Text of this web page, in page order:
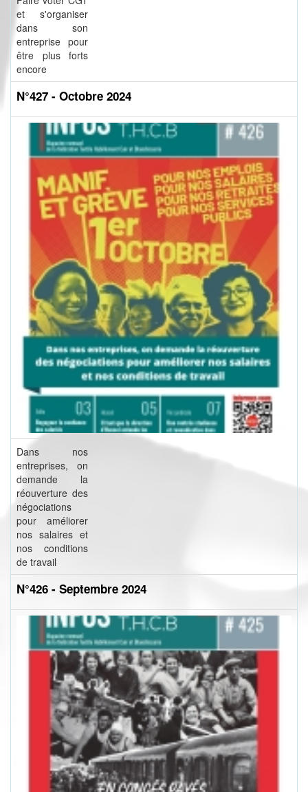
et s'organiser
dans son
entreprise pour
être plus forts
encore
N°427 - Octobre 2024
Dans nos
entreprises, on
demande la
réouverture des
négociations
pour améliorer
nos salaires et
nos conditions
de travail
N°426 - Septembre 2024